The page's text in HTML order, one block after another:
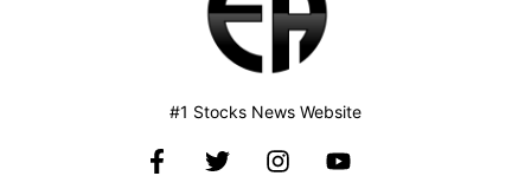
#1 Stocks News Website